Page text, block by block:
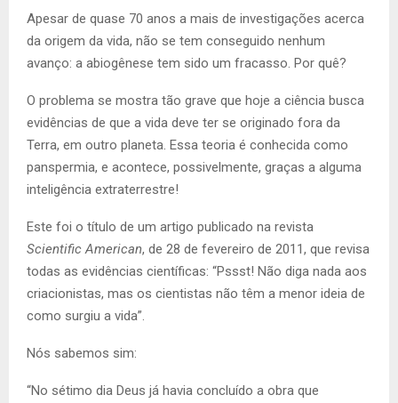
Apesar de quase 70 anos a mais de investigações acerca
da origem da vida, não se tem conseguido nenhum
avanço: a abiogênese tem sido um fracasso. Por quê?
O problema se mostra tão grave que hoje a ciência busca
evidências de que a vida deve ter se originado fora da
Terra, em outro planeta. Essa teoria é conhecida como
panspermia, e acontece, possivelmente, graças a alguma
inteligência extraterrestre!
Este foi o título de um artigo publicado na revista
Scientific American, de 28 de fevereiro de 2011, que revisa
todas as evidências científicas: “Pssst! Não diga nada aos
criacionistas, mas os cientistas não têm a menor ideia de
como surgiu a vida”.
Nós sabemos sim:
“No sétimo dia Deus já havia concluído a obra que